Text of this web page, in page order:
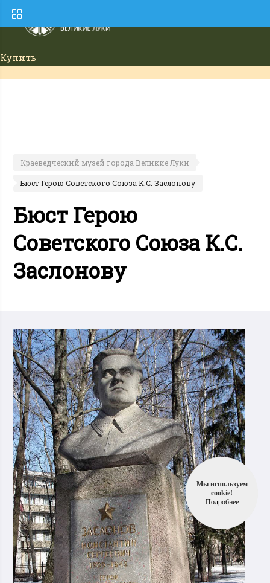
Купить
билет
Краеведческий музей города Великие Луки
Бюст Герою Советского Союза К.С. Заслонову
Бюст Герою
Советского Союза К.С.
Заслонову
Мы используем
cookie!
Подробнее